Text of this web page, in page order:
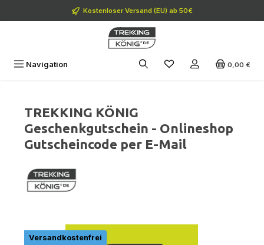
Zum Hauptinhalt springenKostenloser Versand (EU) ab 50€
Navigation 0,00 €
TREKKING KÖNIG
Geschenkgutschein - Onlineshop
Gutscheincode per E-Mail
Bildergalerie überspringen
Versandkostenfrei